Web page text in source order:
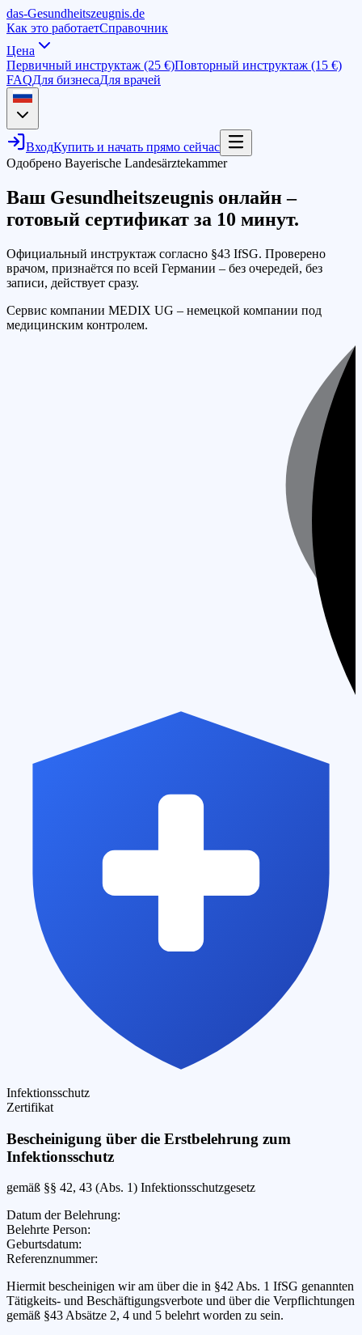
das-Gesundheitszeugnis.de
Как это работаетСправочник
Цена
Первичный инструктаж (25 €)Повторный инструктаж (15 €)
FAQДля бизнесаДля врачей
ВходКупить и начать прямо сейчас
Одобрено Bayerische Landesärztekammer
Ваш Gesundheitszeugnis онлайн –
готовый сертификат за 10 минут.
Официальный инструктаж согласно §43 IfSG. Проверено
врачом, признаётся по всей Германии – без очередей, без
записи, действует сразу.
Сервис компании MEDIX UG – немецкой компании под
медицинским контролем.
Infektionsschutz
Zertifikat
Bescheinigung über die Erstbelehrung zum
Infektionsschutz
gemäß §§ 42, 43 (Abs. 1) Infektionsschutzgesetz
Datum der Belehrung:
Belehrte Person:
Geburtsdatum:
Referenznummer:
Hiermit bescheinigen wiram über die in §42 Abs. 1 IfSG genannten
Tätigkeits- und Beschäftigungsverbote und über die Verpflichtungen
gemäß §43 Absätze 2, 4 und 5 belehrt worden zu sein.